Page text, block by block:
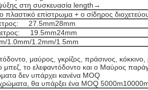
στη συσκευασία length→
πλαστικό επίστρωμα + ο σίδηρος
27.5mm28mm
19.5mm24mm
1.2mm/1.5mm
μαύρος, γκρίζος, πράσινος, κόκκινο,
το ελεφαντόδοντο και ο Μαύρος
δεν υπάρχει κανένα MOQ
χρώματα, θα υπάρξει ένα MOQ